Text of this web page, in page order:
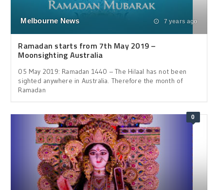
Melbourne News 7 years ago
Ramadan starts from 7th May 2019 –
Moonsighting Australia
05 May 2019: Ramadan 1440 – The Hilaal has not been
sighted anywhere in Australia. Therefore the month of
Ramadan
0